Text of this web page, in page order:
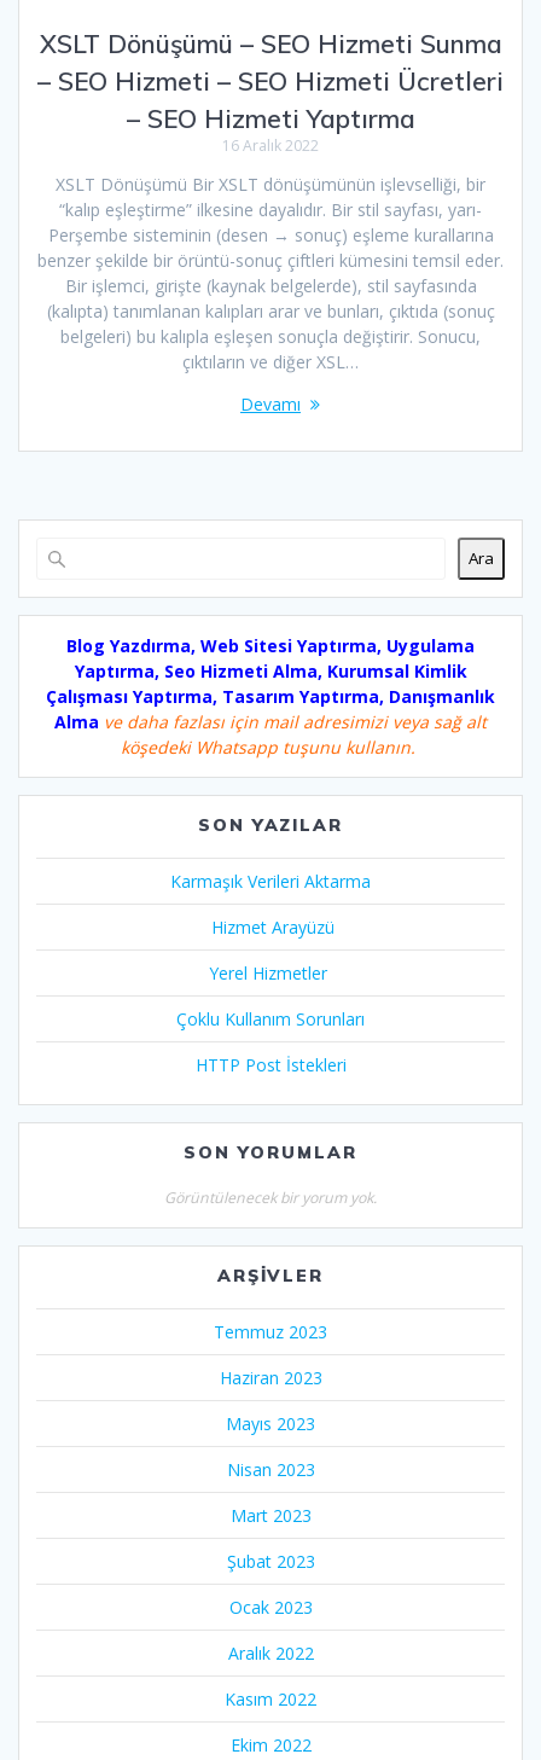
XSLT Dönüşümü – SEO Hizmeti Sunma
– SEO Hizmeti – SEO Hizmeti Ücretleri
– SEO Hizmeti Yaptırma
16 Aralık 2022
XSLT Dönüşümü Bir XSLT dönüşümünün işlevselliği, bir
“kalıp eşleştirme” ilkesine dayalıdır. Bir stil sayfası, yarı-
Perşembe sisteminin (desen → sonuç) eşleme kurallarına
benzer şekilde bir örüntü-sonuç çiftleri kümesini temsil eder.
Bir işlemci, girişte (kaynak belgelerde), stil sayfasında
(kalıpta) tanımlanan kalıpları arar ve bunları, çıktıda (sonuç
belgeleri) bu kalıpla eşleşen sonuçla değiştirir. Sonucu,
çıktıların ve diğer XSL…
Devamı
Ara
Blog Yazdırma, Web Sitesi Yaptırma, Uygulama
Yaptırma, Seo Hizmeti Alma, Kurumsal Kimlik
Çalışması Yaptırma, Tasarım Yaptırma, Danışmanlık
Alma ve daha fazlası için mail adresimizi veya sağ alt
köşedeki Whatsapp tuşunu kullanın.
SON YAZILAR
Karmaşık Verileri Aktarma
Hizmet Arayüzü
Yerel Hizmetler
Çoklu Kullanım Sorunları
HTTP Post İstekleri
SON YORUMLAR
Görüntülenecek bir yorum yok.
ARŞIVLER
Temmuz 2023
Haziran 2023
Mayıs 2023
Nisan 2023
Mart 2023
Şubat 2023
Ocak 2023
Aralık 2022
Kasım 2022
Ekim 2022